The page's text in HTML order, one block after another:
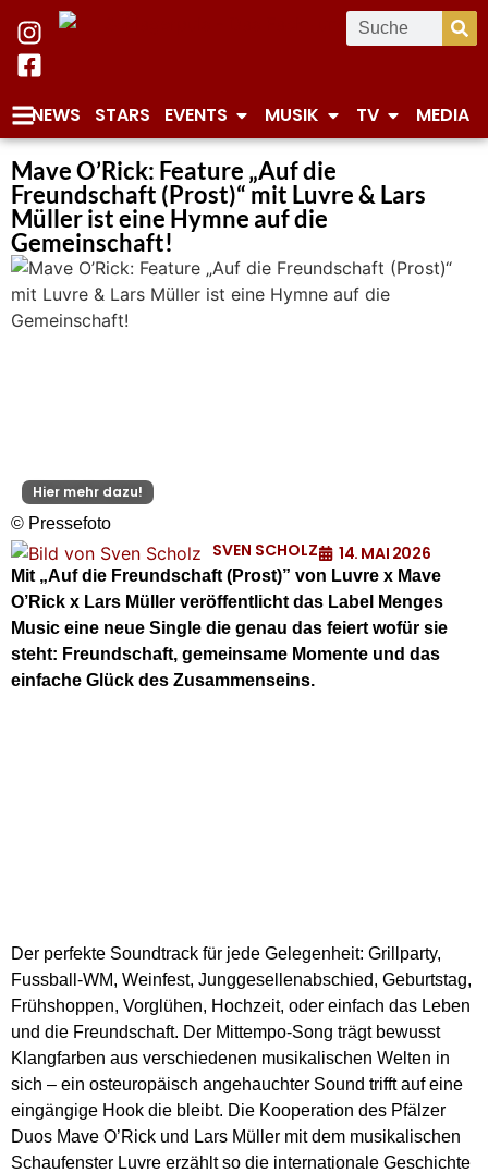
NEWS STARS EVENTS MUSIK TV MEDIA
Mave O’Rick: Feature „Auf die
Freundschaft (Prost)“ mit Luvre & Lars
Müller ist eine Hymne auf die
Gemeinschaft!
Hier mehr dazu!
© Pressefoto
SVEN SCHOLZ 14. MAI 2026
Mit „Auf die Freundschaft (Prost)” von Luvre x Mave
O’Rick x Lars Müller veröffentlicht das Label Menges
Music eine neue Single die genau das feiert wofür sie
steht: Freundschaft, gemeinsame Momente und das
einfache Glück des Zusammenseins.
Der perfekte Soundtrack für jede Gelegenheit: Grillparty,
Fussball-WM, Weinfest, Junggesellenabschied, Geburtstag,
Frühshoppen, Vorglühen, Hochzeit, oder einfach das Leben
und die Freundschaft. Der Mittempo-Song trägt bewusst
Klangfarben aus verschiedenen musikalischen Welten in
sich – ein osteuropäisch angehauchter Sound trifft auf eine
eingängige Hook die bleibt. Die Kooperation des Pfälzer
Duos Mave O’Rick und Lars Müller mit dem musikalischen
Schaufenster Luvre erzählt so die internationale Geschichte